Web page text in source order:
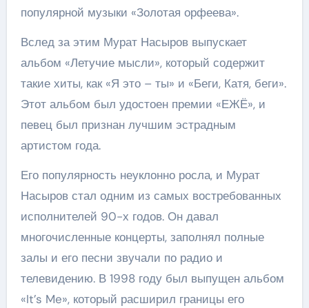
популярной музыки «Золотая орфеева».
Вслед за этим Мурат Насыров выпускает
альбом «Летучие мысли», который содержит
такие хиты, как «Я это – ты» и «Беги, Катя, беги».
Этот альбом был удостоен премии «ЕЖЁ», и
певец был признан лучшим эстрадным
артистом года.
Его популярность неуклонно росла, и Мурат
Насыров стал одним из самых востребованных
исполнителей 90-х годов. Он давал
многочисленные концерты, заполнял полные
залы и его песни звучали по радио и
телевидению. В 1998 году был выпущен альбом
«It’s Me», который расширил границы его